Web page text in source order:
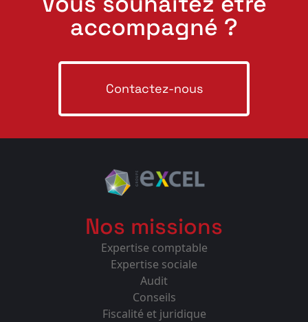
accompagné ?
Contactez-nous
Nos missions
Expertise comptable
Expertise sociale
Audit
Conseils
Fiscalité et juridique